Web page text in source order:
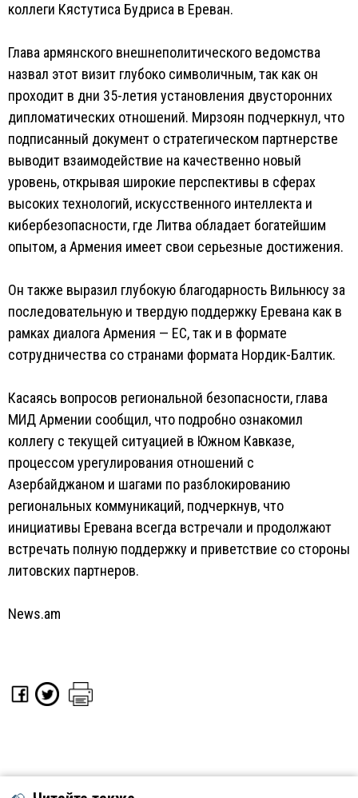
коллеги Кястутиса Будриса в Ереван.
Глава армянского внешнеполитического ведомства
назвал этот визит глубоко символичным, так как он
проходит в дни 35-летия установления двусторонних
дипломатических отношений. Мирзоян подчеркнул, что
подписанный документ о стратегическом партнерстве
выводит взаимодействие на качественно новый
уровень, открывая широкие перспективы в сферах
высоких технологий, искусственного интеллекта и
кибербезопасности, где Литва обладает богатейшим
опытом, а Армения имеет свои серьезные достижения.
Он также выразил глубокую благодарность Вильнюсу за
последовательную и твердую поддержку Еревана как в
рамках диалога Армения — ЕС, так и в формате
сотрудничества со странами формата Нордик-Балтик.
Касаясь вопросов региональной безопасности, глава
МИД Армении сообщил, что подробно ознакомил
коллегу с текущей ситуацией в Южном Кавказе,
процессом урегулирования отношений с
Азербайджаном и шагами по разблокированию
региональных коммуникаций, подчеркнув, что
инициативы Еревана всегда встречали и продолжают
встречать полную поддержку и приветствие со стороны
литовских партнеров.
News.am